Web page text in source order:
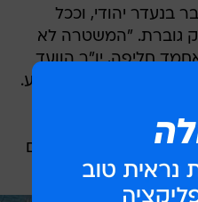
בנעדר יהודי, וככל
גוברת. "המשטרה לא
חליפה, יו"ר הוועד
גם הוא לכנרת לסייע.
בחפ"ק, אמרו שיש
שלנו לא רואה
רואה. משטרה לא רואים